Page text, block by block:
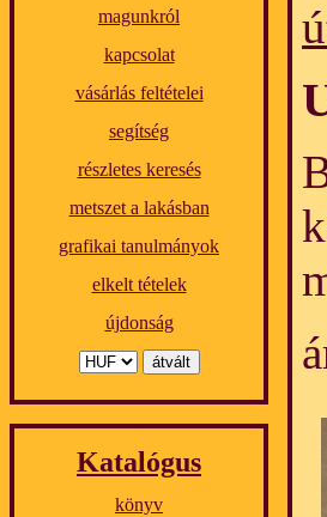
magunkról
kapcsolat
vásárlás feltételei
segítség
részletes keresés
metszet a lakásban
grafikai tanulmányok
elkelt tételek
újdonság
Katalógus
könyv